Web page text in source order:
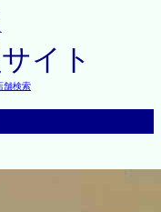
イト
舗検索